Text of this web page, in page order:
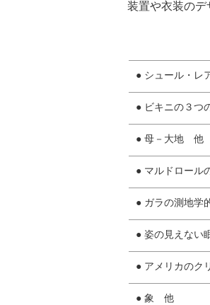
装置や衣装のデ
● シュール・レ
● ビキニの３
● 母－大地 他
● マルドロール
● ガラの測地
● 姿の見えない
● アメリカのク
● 象 他